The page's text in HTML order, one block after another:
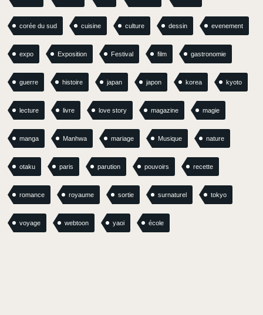
corée du sud cuisine culture dessin evenement
expo Exposition Festival film gastronomie
guerre histoire japan japon korea kyoto
lecture livre love story magazine magie
manga Manhwa mariage Musique nature
otaku paris parution pouvoirs recette
romance royaume sortie surnaturel tokyo
voyage webtoon yaoi école